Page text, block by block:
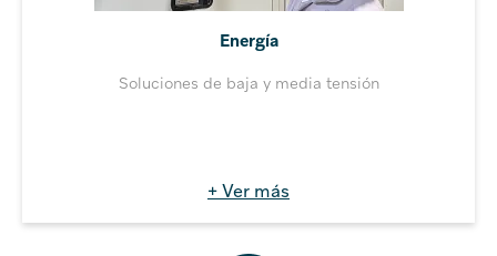
Energía
Soluciones de baja y media tensión
+ Ver más